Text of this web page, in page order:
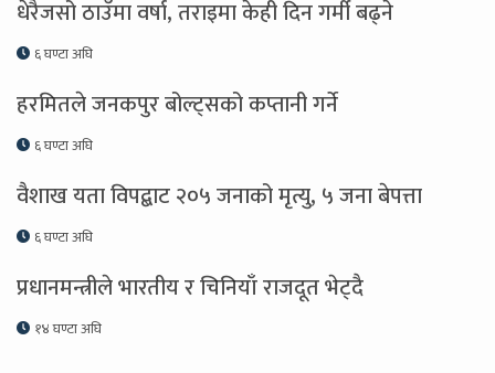
धेरैजसो ठाउँमा वर्षा, तराइमा केही दिन गर्मी बढ्ने
६ घण्टा अघि
हरमितले जनकपुर बोल्ट्सको कप्तानी गर्ने
६ घण्टा अघि
वैशाख यता विपद्बाट २०५ जनाको मृत्यु, ५ जना बेपत्ता
६ घण्टा अघि
प्रधानमन्त्रीले भारतीय र चिनियाँ राजदूत भेट्दै
१४ घण्टा अघि